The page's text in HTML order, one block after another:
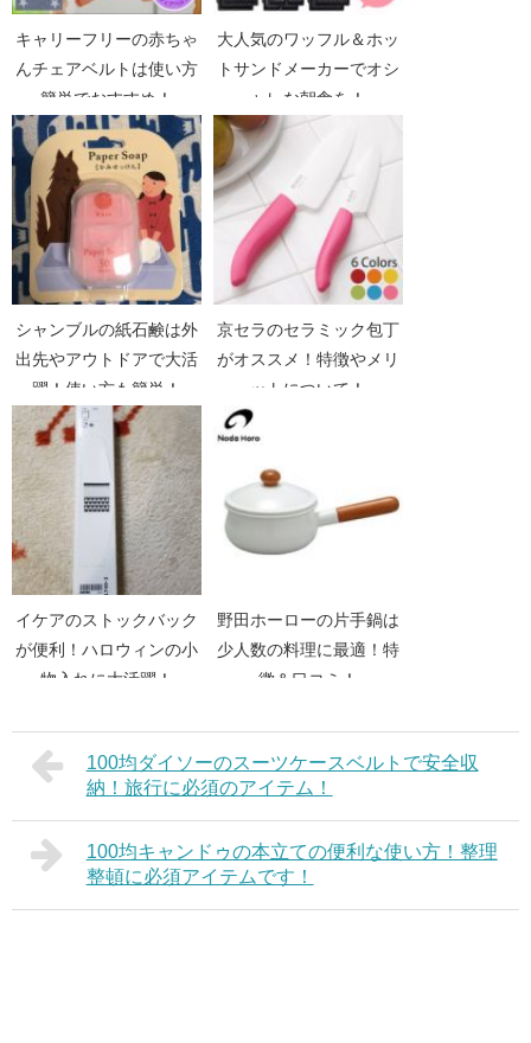
キャリーフリーの赤ちゃ
んチェアベルトは使い方
簡単でおすすめ！
大人気のワッフル＆ホッ
トサンドメーカーでオシ
ャレな朝食を！
シャンブルの紙石鹸は外
出先やアウトドアで大活
躍！使い方も簡単！
京セラのセラミック包丁
がオススメ！特徴やメリ
ットについて！
イケアのストックバック
が便利！ハロウィンの小
物入れに大活躍！
野田ホーローの片手鍋は
少人数の料理に最適！特
徴＆口コミ！
100均ダイソーのスーツケースベルトで安全収
納！旅行に必須のアイテム！
100均キャンドゥの本立ての便利な使い方！整理
整頓に必須アイテムです！